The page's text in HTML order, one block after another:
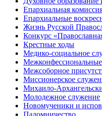
Епархиальная
Епархиальные
Жизнь Русской
Конкурс
Крестные ходы
Медико-социальное
Межсоборное
Миссионерское
Михаило-
Молодежное служение
Новомученики и
Паломничество